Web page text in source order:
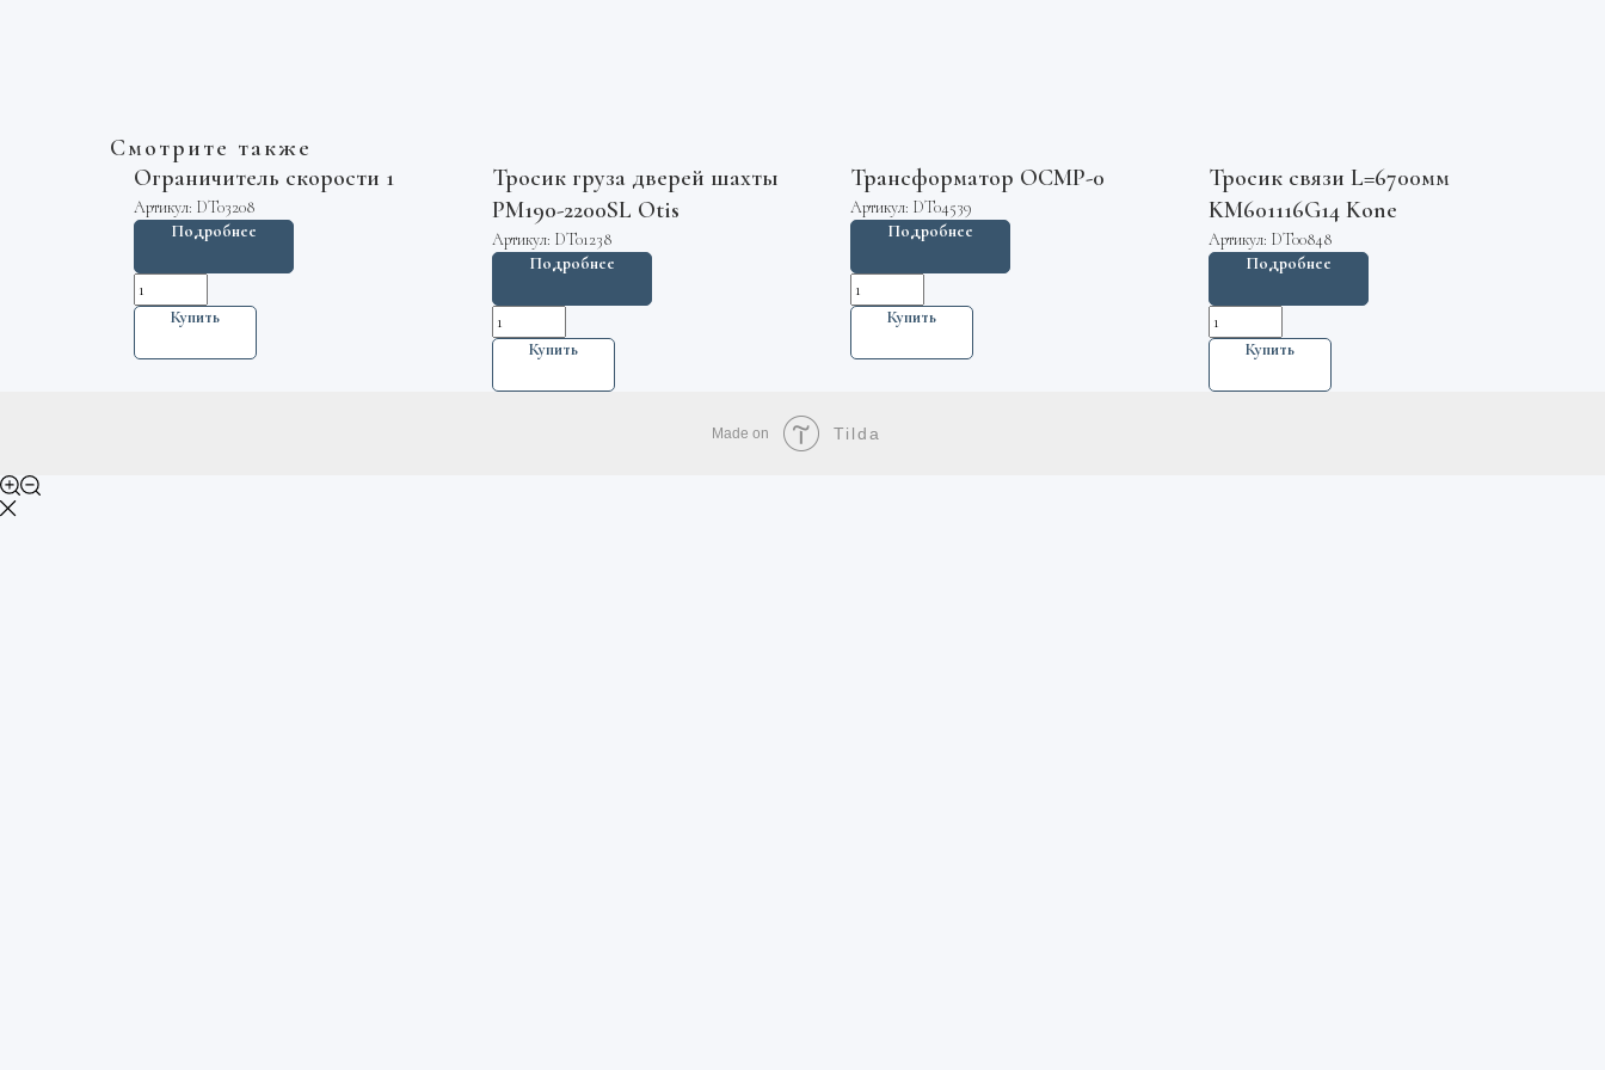
Смотрите также
Ограничитель скорости 1
Артикул: DT03208
Подробнее
Купить
Тросик груза дверей шахты
PM190-2200SL Otis
Артикул: DT01238
Подробнее
Купить
Трансформатор ОСМР-0
Артикул: DT04539
Подробнее
Купить
Тросик связи L=6700мм
KM601116G14 Kone
Артикул: DT00848
Подробнее
Купить
Made on Tilda